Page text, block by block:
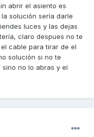
abrir el asiento es
solución sería darle
luces y las dejas
claro despues no te
cable para tirar de el
solución si no te
no lo abras y el